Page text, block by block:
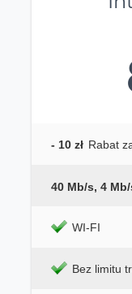
- 10 zł Rabat
40 Mb/s, 4
WI-FI
Bez limitu